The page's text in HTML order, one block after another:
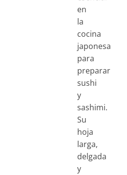
en
la
cocina
japonesa
para
preparar
sushi
y
sashimi.
Su
hoja
larga,
delgada
y